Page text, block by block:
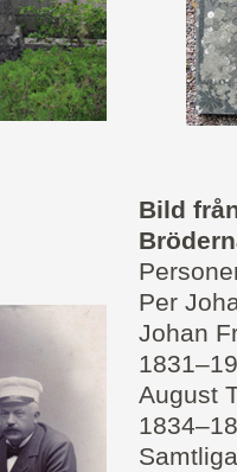
Bild
Per
Johan
August